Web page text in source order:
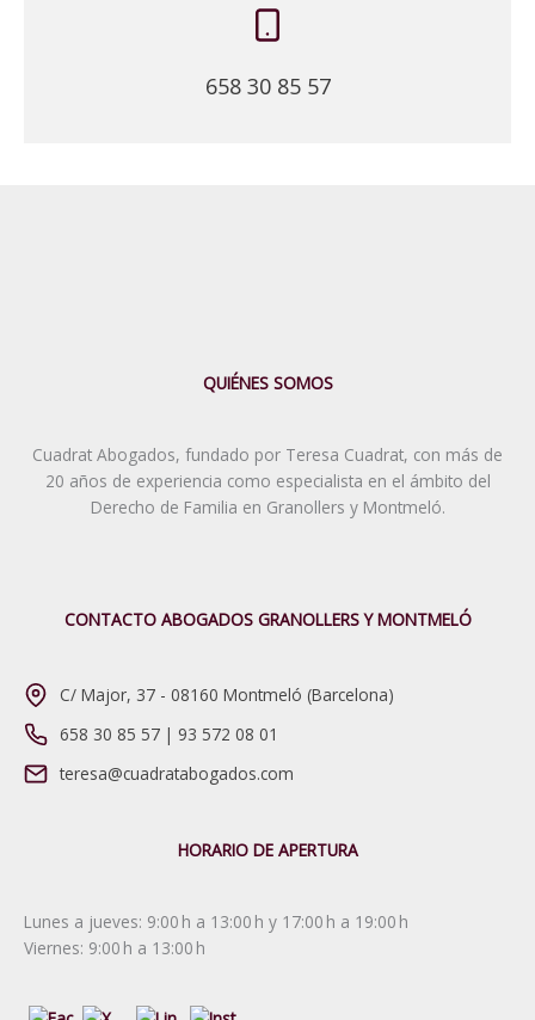
658 30 85 57
QUIÉNES SOMOS
Cuadrat Abogados, fundado por Teresa Cuadrat, con más de
20 años de experiencia como especialista en el ámbito del
Derecho de Familia en Granollers y Montmeló.
CONTACTO ABOGADOS GRANOLLERS Y MONTMELÓ
C/ Major, 37 - 08160 Montmeló (Barcelona)
658 30 85 57 | 93 572 08 01
teresa@cuadratabogados.com
HORARIO DE APERTURA
Lunes a jueves: 9:00 h a 13:00 h y 17:00 h a 19:00 h
Viernes: 9:00 h a 13:00 h